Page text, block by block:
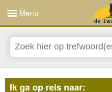
Menu
Ik ga op reis naar: